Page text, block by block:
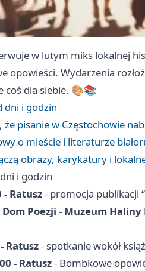
w lutym miks lokalnej
opowieści. Wydarzenia
coś dla siebie. 🎨📚
dni i godzin
pisanie w Częstochowie
o mieście i literaturze
obrazy, karykatury i
i godzin
Ratusz- promocja publikacji
Poezji - Muzeum
Ratusz- spotkanie wokół
- Ratusz- Bombkowe